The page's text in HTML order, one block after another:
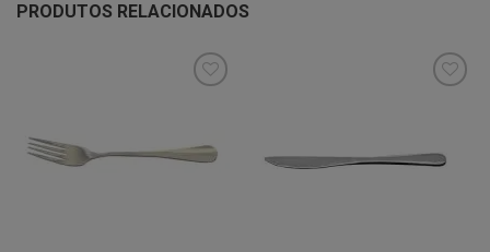
PRODUTOS RELACIONADOS
Minha
lista de
lista de